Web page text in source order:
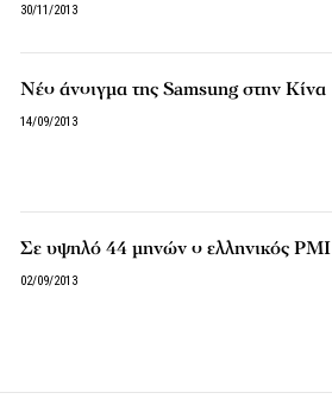
30/11/2013
Νέο άνοιγμα της Samsung στην Κίνα
14/09/2013
Σε υψηλό 44 μηνών ο ελληνικός PMI
02/09/2013